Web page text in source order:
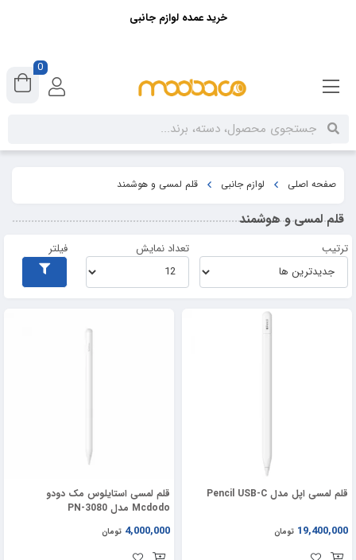
صفحه اصلی لوازم جانبی قلم لمسی و هوشمند
قلم لمسی و هوشمند
ترتیب تعداد نمایش فیلتر
قلم لمسی اپل مدل Pencil USB-C
19,400,000 تومان
قلم لمسی استایلوس مک دودو
Mcdodo مدل PN-3080
4,000,000 تومان
خرید عمده لوازم جانبی
0